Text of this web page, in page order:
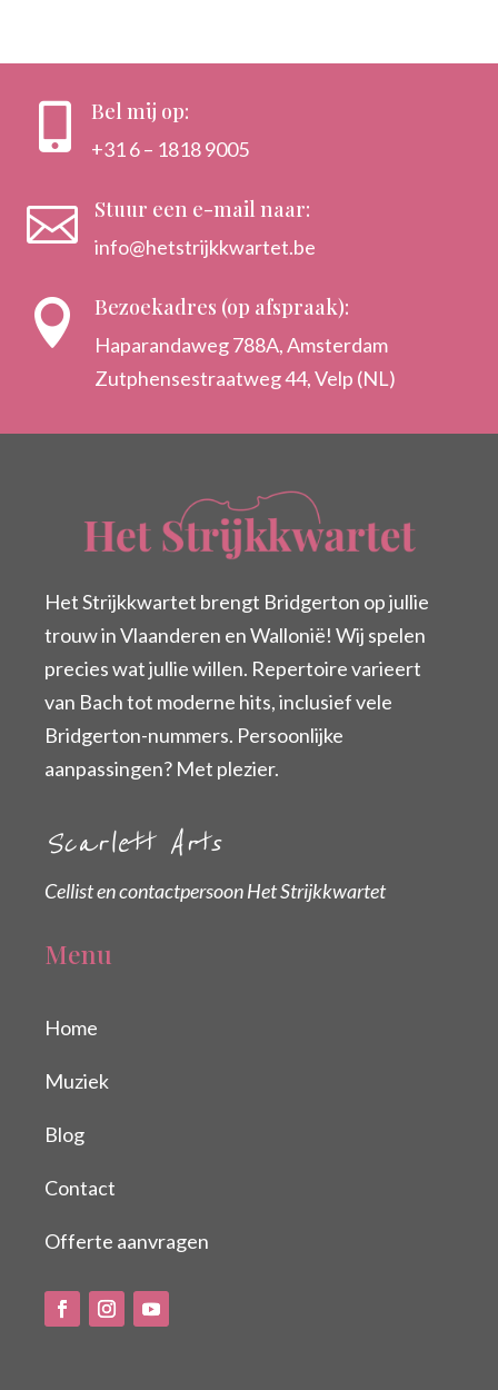
 Bel mij op:
+31 6 – 1818 9005
 Stuur een e-mail naar:
info@hetstrijkkwartet.be
 Bezoekadres (op afspraak):
Haparandaweg 788A, Amsterdam
Zutphensestraatweg 44, Velp (NL)
Het Strijkkwartet brengt Bridgerton op jullie
trouw in Vlaanderen en Wallonië! Wij spelen
precies wat jullie willen. Repertoire varieert
van Bach tot moderne hits, inclusief vele
Bridgerton-nummers. Persoonlijke
aanpassingen? Met plezier.
Scarlett Arts
Cellist en contactpersoon Het Strijkkwartet
Menu
Home
Muziek
Blog
Contact
Offerte aanvragen